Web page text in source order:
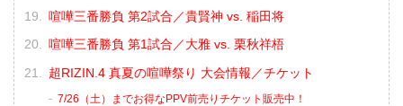
喧嘩三番勝負 第2試合／貴賢神 vs. 稲田将
喧嘩三番勝負 第1試合／大雅 vs. 栗秋祥梧
超RIZIN.4 真夏の喧嘩祭り 大会情報／チケット
7/26（土）までお得なPPV前売りチケット販売中！